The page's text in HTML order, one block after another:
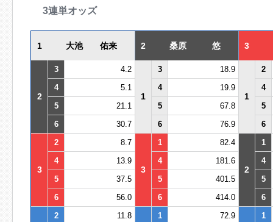
3連単オッズ
1 大池 佑来 2 桑原 悠 3
2
3 4.2
1
3 18.9
1
2
4
5.1 4 19.9
4
5
21.1 5 67.8
5
6
30.7 6 76.9 6
3
2 8.7
3
1 82.4
2
1
4
13.9 4 181.6
4
5
37.5 5 401.5
5
6
56.0 6 414.0 6
2 11.8 1 72.9
1